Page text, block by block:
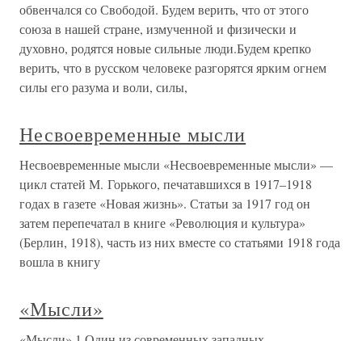
обвенчался со Свободой. Будем верить, что от этого
союза в нашей стране, измученной и физически и
духовно, родятся новые сильные люди.Будем крепко
верить, что в русском человеке разгорятся ярким огнем
силы его разума и воли, силы,
Несвоевременные мысли
Несвоевременные мысли «Несвоевременные мысли» —
цикл статей М. Горького, печатавшихся в 1917–1918
годах в газете «Новая жизнь». Статьи за 1917 год он
затем перепечатал в книге «Революция и культура»
(Берлин, 1918), часть из них вместе со статьями 1918 года
вошла в книгу
«Мысли»